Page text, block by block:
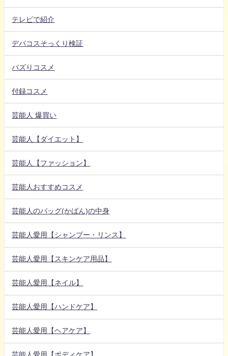
テレビで紹介
デパコスそっくり検証
バズりコスメ
付録コスメ
芸能人 爆買い
芸能人【ダイエット】
芸能人【ファッション】
芸能人おすすめコスメ
芸能人のバッグ(かばん)の中身
芸能人愛用【シャンプー・リンス】
芸能人愛用【スキンケア用品】
芸能人愛用【ネイル】
芸能人愛用【ハンドケア】
芸能人愛用【ヘアケア】
芸能人愛用【ボディケア】